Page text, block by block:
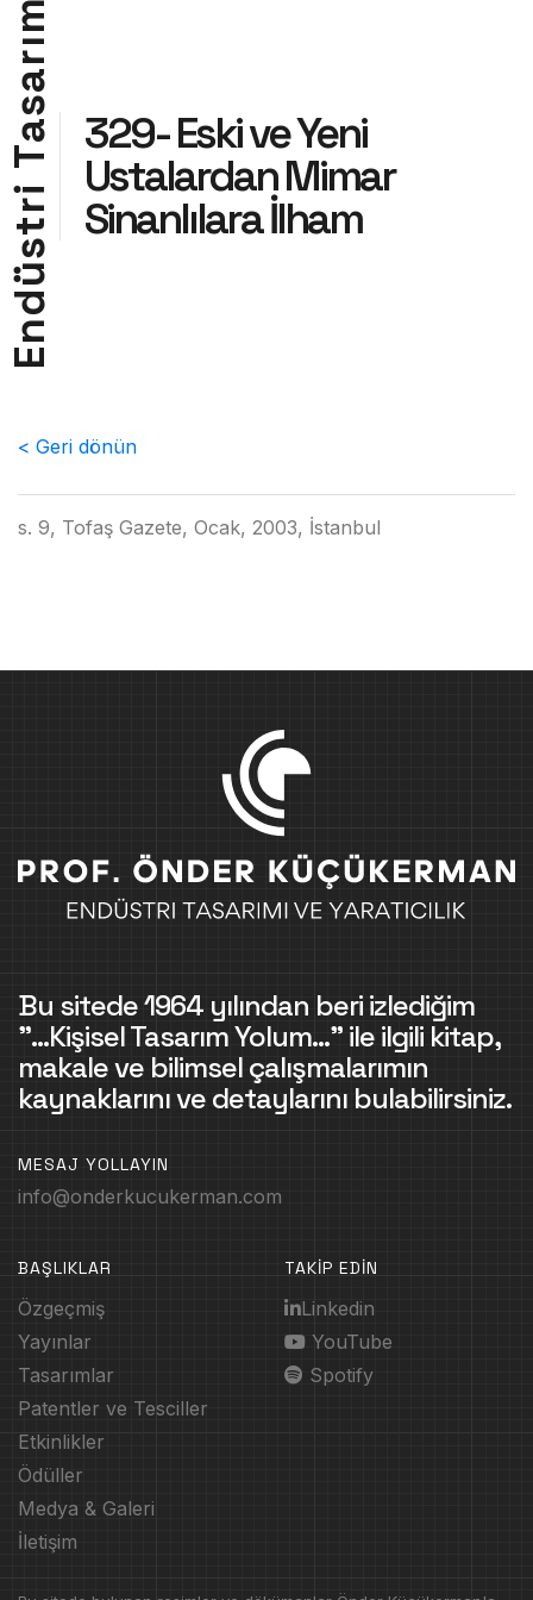
E
n
d
ü
s
t
r
i
T
a
s
a
r
ı
m
329- Eski ve Yeni
Ustalardan Mimar
Sinanlılara İlham
< Geri dönün
s. 9, Tofaş Gazete, Ocak, 2003, İstanbul
Bu sitede 1964 yılından beri izlediğim
"...Kişisel Tasarım Yolum..." ile ilgili kitap,
makale ve bilimsel çalışmalarımın
kaynaklarını ve detaylarını bulabilirsiniz.
MESAJ YOLLAYIN
info@onderkucukerman.com
BAŞLIKLAR
Özgeçmiş
Yayınlar
Tasarımlar
Patentler ve Tesciller
Etkinlikler
Ödüller
Medya & Galeri
İletişim
TAKİP EDİN
Linkedin
YouTube
Spotify